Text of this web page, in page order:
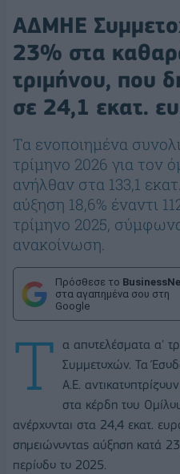
ΑΔΜΗΕ
23% στα
τριμήνου, που
σε 24,1 εκατ.
Τα ενοποιημένα
τρίμηνο 2026 για τον
ανήλθαν στα 133,1
αύξηση 18,6% έναντι
τρίμηνο 2025,
ανακοίνωση.
Πρόσθεσε το
στα αγαπημένα σου στη
Google
Τ
α αποτελέσματα α'
Συμμετοχών. Τα
Α.Ε.
στα κέρδη του
ανέρχονται στα 24,4 εκατ.
σημειώνοντας αύξηση κατά
περίοδο το 2025.